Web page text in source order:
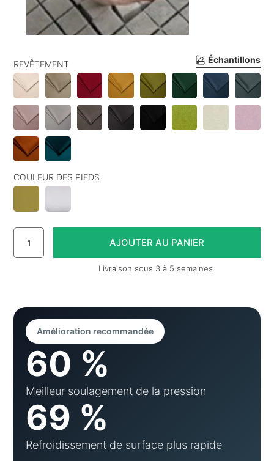
Échantillons
REVÊTEMENT
COULEUR DES PIEDS
Livraison sous 3 à 5 semaines.
Amélioration recommandée
60 %
Meilleur soulagement de la pression
69 %
Refroidissement de surface plus rapide